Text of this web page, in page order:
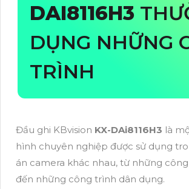
DAI8116H3
DỤNG NHỮNG
TRÌNH
Đầu ghi KBvision KX-DAi8116H3 là
hình chuyên nghiệp được sử dụng
án camera khác nhau, từ những
đến những công trình dân dụng.